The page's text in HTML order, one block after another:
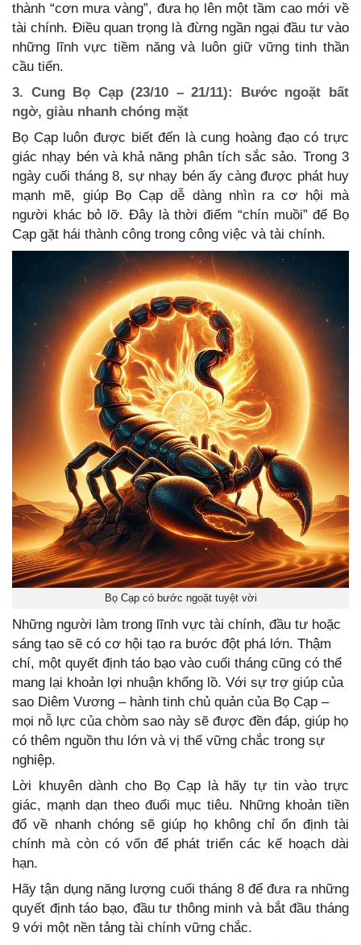
thành “cơn mưa vàng”, đưa họ lên một tầm cao mới về
tài chính. Điều quan trọng là đừng ngần ngại đầu tư vào
những lĩnh vực tiềm năng và luôn giữ vững tinh thần
cầu tiến.
3. Cung Bọ Cạp (23/10 – 21/11): Bước ngoặt bất
ngờ, giàu nhanh chóng mặt
Bọ Cạp luôn được biết đến là cung hoàng đạo có trực
giác nhạy bén và khả năng phân tích sắc sảo. Trong 3
ngày cuối tháng 8, sự nhạy bén ấy càng được phát huy
mạnh mẽ, giúp Bọ Cạp dễ dàng nhìn ra cơ hội mà
người khác bỏ lỡ. Đây là thời điểm “chín muồi” để Bọ
Cạp gặt hái thành công trong công việc và tài chính.
Bọ Cạp có bước ngoặt tuyệt vời
Những người làm trong lĩnh vực tài chính, đầu tư hoặc
sáng tạo sẽ có cơ hội tạo ra bước đột phá lớn. Thậm
chí, một quyết định táo bạo vào cuối tháng cũng có thể
mang lại khoản lợi nhuận khổng lồ. Với sự trợ giúp của
sao Diêm Vương – hành tinh chủ quản của Bọ Cạp –
mọi nỗ lực của chòm sao này sẽ được đền đáp, giúp họ
có thêm nguồn thu lớn và vị thế vững chắc trong sự
nghiệp.
Lời khuyên dành cho Bọ Cạp là hãy tự tin vào trực
giác, mạnh dạn theo đuổi mục tiêu. Những khoản tiền
đổ về nhanh chóng sẽ giúp họ không chỉ ổn định tài
chính mà còn có vốn để phát triển các kế hoạch dài
hạn.
Hãy tận dụng năng lượng cuối tháng 8 để đưa ra những
quyết định táo bạo, đầu tư thông minh và bắt đầu tháng
9 với một nền tảng tài chính vững chắc.